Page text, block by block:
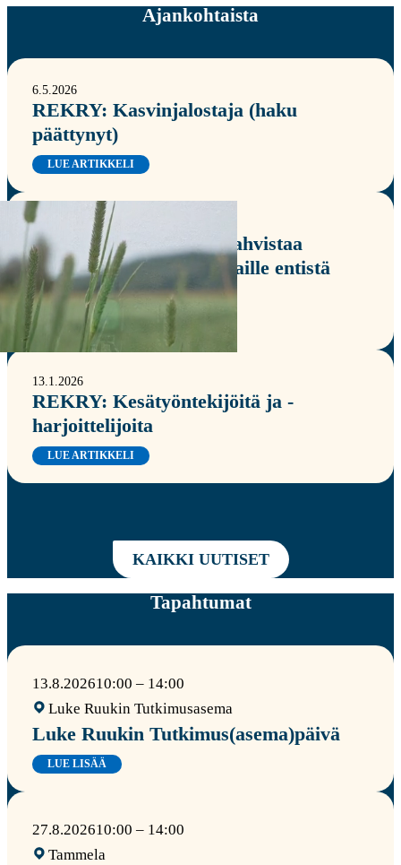
Ajankohtaista
6.5.2026
REKRY: Kasvinjalostaja (haku
päättynyt)
LUE ARTIKKELI
3.3.2026
Boreal Kasvinjalostus vahvistaa
myyntitiimiään – asiakkaille entistä
parempaa palvelua
LUE ARTIKKELI
13.1.2026
REKRY: Kesätyöntekijöitä ja -
harjoittelijoita
LUE ARTIKKELI
KAIKKI UUTISET
Tapahtumat
13.8.202610:00 – 14:00
Luke Ruukin Tutkimusasema
Luke Ruukin Tutkimus(asema)päivä
LUE LISÄÄ
27.8.202610:00 – 14:00
Tammela